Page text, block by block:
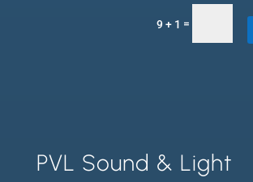
9 + 1 =
PVL Sound & Light